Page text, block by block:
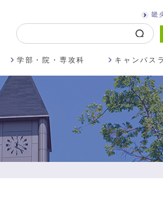
畿
学部・院・専攻科 キャンパス